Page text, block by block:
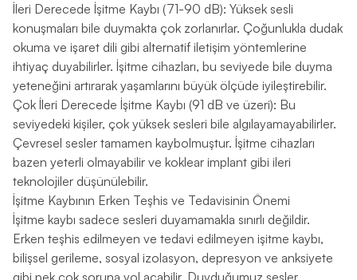
İleri Derecede İşitme Kaybı (71-90 dB): Yüksek sesli
konuşmaları bile duymakta çok zorlanırlar. Çoğunlukla dudak
okuma ve işaret dili gibi alternatif iletişim yöntemlerine
ihtiyaç duyabilirler. İşitme cihazları, bu seviyede bile duyma
yeteneğini artırarak yaşamlarını büyük ölçüde iyileştirebilir.
Çok İleri Derecede İşitme Kaybı (91 dB ve üzeri): Bu
seviyedeki kişiler, çok yüksek sesleri bile algılayamayabilirler.
Çevresel sesler tamamen kaybolmuştur. İşitme cihazları
bazen yeterli olmayabilir ve koklear implant gibi ileri
teknolojiler düşünülebilir.
İşitme Kaybının Erken Teşhis ve Tedavisinin Önemi
İşitme kaybı sadece sesleri duyamamakla sınırlı değildir.
Erken teşhis edilmeyen ve tedavi edilmeyen işitme kaybı,
bilişsel gerileme, sosyal izolasyon, depresyon ve anksiyete
gibi pek çok soruna yol açabilir. Duyduğumuz sesler